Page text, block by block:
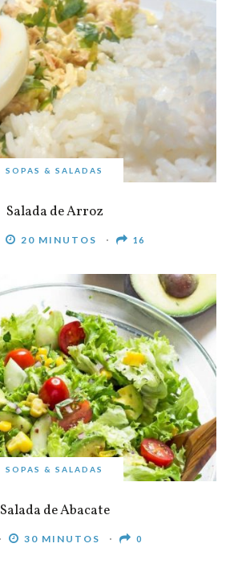
SOPAS & SALADAS
Salada de Arroz
20 MINUTOS 16
SOPAS & SALADAS
Salada de Abacate
30 MINUTOS 0